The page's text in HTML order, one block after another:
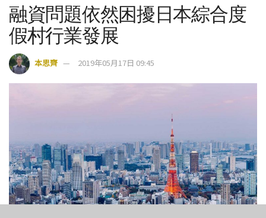
融資問題依然困擾日本綜合度
假村行業發展
本思齊 2019年05月17日 09:45